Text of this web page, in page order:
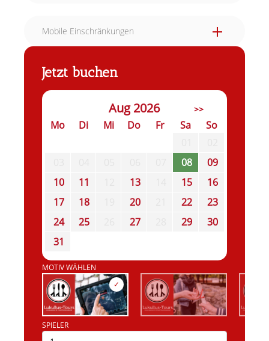
Mobile Einschränkungen
Jetzt buchen
Aug 2026 >>
Mo Di Mi Do Fr Sa
So
08
09
10
11 13 15
16
17
18 20 22
23
24
25 27 29
30
31
MOTIV WÄHLEN
SPIELER